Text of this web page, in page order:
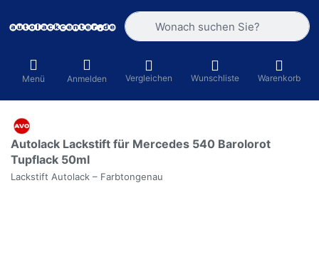
Geben Sie einen Suchbegriff ein.
Menü Anmelden Vergleichen Wunschliste Warenkorb
Autolack Lackstift für Mercedes 540 Barolorot
Tupflack 50ml
Lackstift Autolack – Farbtongenau